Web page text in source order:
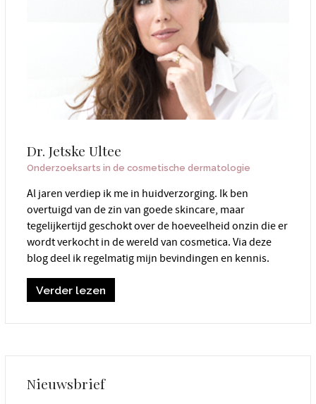
Dr. Jetske Ultee
Onderzoeksarts in de cosmetische dermatologie
Al jaren verdiep ik me in huidverzorging. Ik ben
overtuigd van de zin van goede skincare, maar
tegelijkertijd geschokt over de hoeveelheid onzin die er
wordt verkocht in de wereld van cosmetica. Via deze
blog deel ik regelmatig mijn bevindingen en kennis.
Verder lezen
Nieuwsbrief